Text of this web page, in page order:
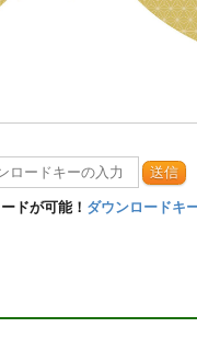
送信
ドが可能！ ダウンロードキ